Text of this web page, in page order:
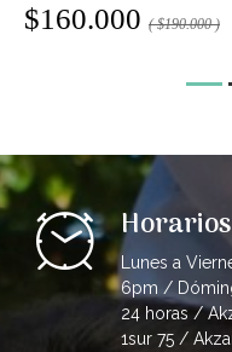
$160.000 ( $190.000 )
Lunes a
6pm /
24 horas /
1sur 75 /